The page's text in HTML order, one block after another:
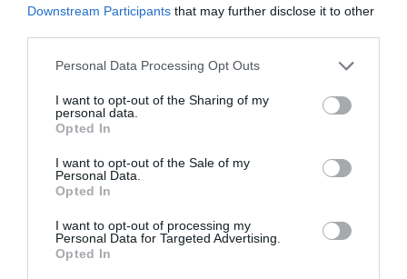
Downstream Participants that may further disclose it to other
Personal Data Processing Opt Outs
I want to opt-out of the Sharing of my
personal data.
Opted In
I want to opt-out of the Sale of my
Personal Data.
Opted In
I want to opt-out of processing my
Personal Data for Targeted Advertising.
Opted In